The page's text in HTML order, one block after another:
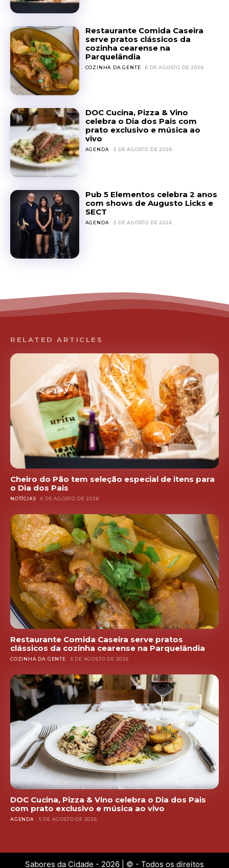
Restaurante Comida Caseira
serve pratos clássicos da
cozinha cearense na
Parquelândia
COZINHA DA GENTE 6 DE AGOSTO DE 2026
DOC Cucina, Pizza & Vino
celebra o Dia dos Pais com
prato exclusivo e música ao
vivo
AGENDA 5 DE AGOSTO DE 2026
Pub 5 Elementos celebra 2 anos
com shows de Augusto Licks e
SECT
AGENDA 5 DE AGOSTO DE 2026
RELATED ARTICLES
Cheiro do Pão tem seleção especial de itens para
o Dia dos Pais
NOTÍCIAS 6 DE AGOSTO DE 2026
Restaurante Comida Caseira serve pratos
clássicos da cozinha cearense na Parquelândia
COZINHA DA GENTE 6 DE AGOSTO DE 2026
DOC Cucina, Pizza & Vino celebra o Dia dos Pais
com prato exclusivo e música ao vivo
AGENDA 5 DE AGOSTO DE 2026
Sabores da Cidade - 2026 | © - Todos os direitos